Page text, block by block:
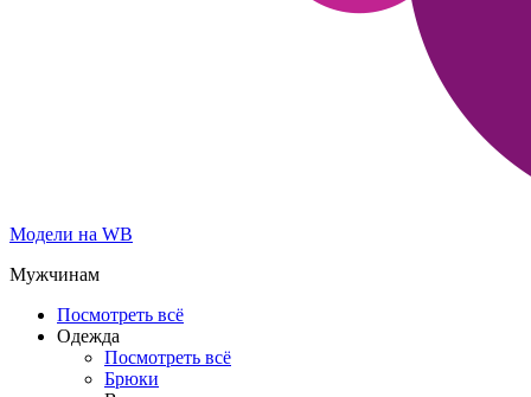
Модели на WB
Мужчинам
Посмотреть всё
Одежда
Посмотреть всё
Брюки